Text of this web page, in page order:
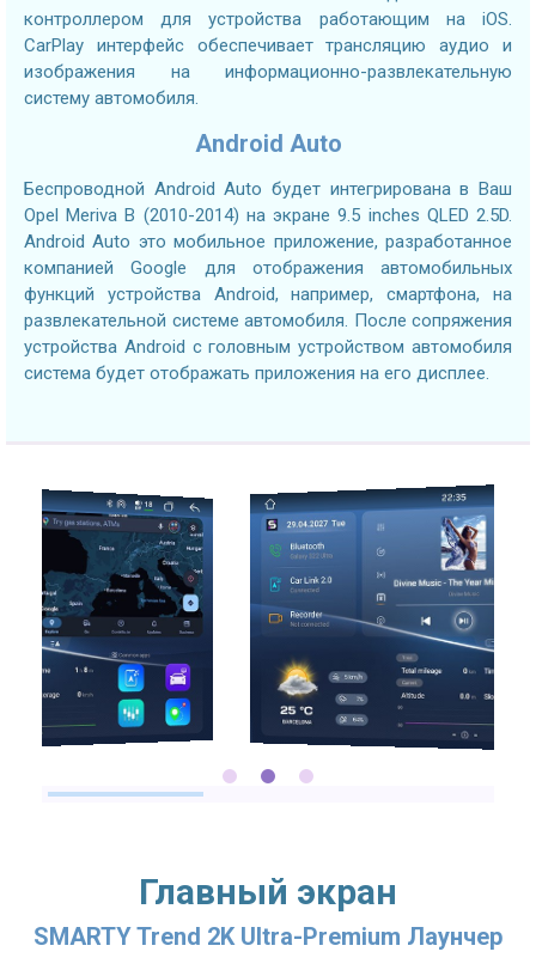
контроллером для устройства работающим на iOS.
CarPlay интерфейс обеспечивает трансляцию аудио и
изображения на информационно-развлекательную
систему автомобиля.
Android Auto
Беспроводной Android Auto будет интегрирована в Ваш
Opel Meriva B (2010-2014) на экране 9.5 inches QLED 2.5D.
Android Auto это мобильное приложение, разработанное
компанией Google для отображения автомобильных
функций устройства Android, например, смартфона, на
развлекательной системе автомобиля. После сопряжения
устройства Android с головным устройством автомобиля
система будет отображать приложения на его дисплее.
2.7GHZ CPU
Главный экран
SMARTY Trend 2K Ultra-Premium Лаунчер